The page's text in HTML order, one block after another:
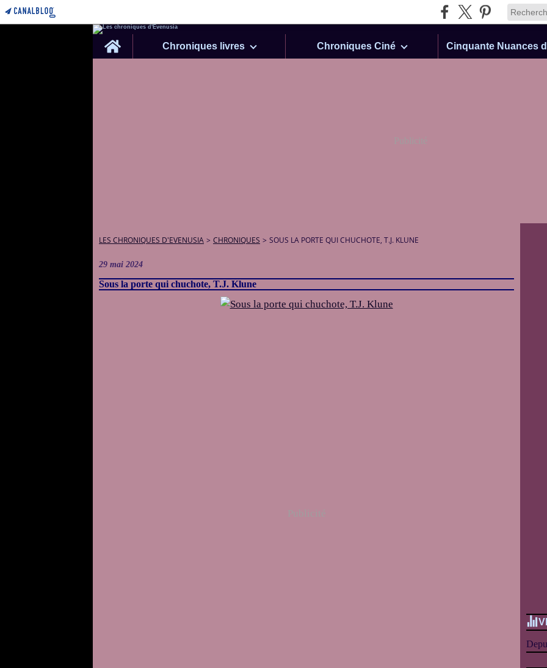
Home
Chroniques livres Chroniques Ciné
Publicité
LES CHRONIQUES D'EVENUSIA > CHRONIQUES > SOUS LA PORTE QUI CHUCHOTE, T.J. KLUNE
29 mai 2024
Sous la porte qui chuchote, T.J. Klune
Publicité